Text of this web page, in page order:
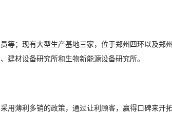
等；现有大型生产基地三家，位于郑州四环以及郑
建材设备研究所和生物新能源设备研究所。
用薄利多销的政策，通过让利顾客，赢得口碑来开